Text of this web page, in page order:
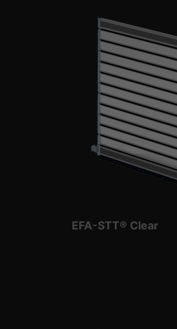
EFA-STT® Clear